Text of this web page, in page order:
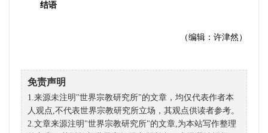
结语
（编辑：许津然）
免责声明
1.来源未注明"世界宗教研究所"的文章，均仅代表作者本
人观点,不代表世界宗教研究所立场，其观点供读者参考。
2.文章来源注明"世界宗教研究所"的文章,为本站写作整理